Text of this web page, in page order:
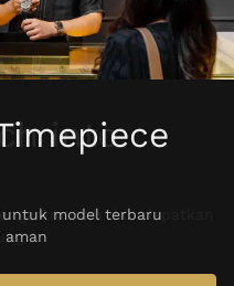
model terbaru
aman